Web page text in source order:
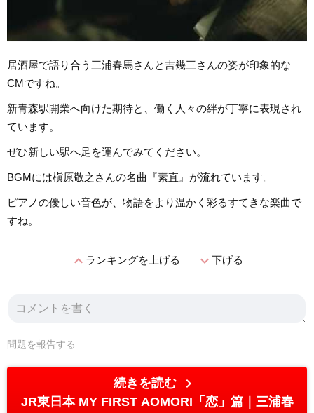
居酒屋で語り合う三浦春馬さんと吉幾三さんの姿が印象的な
CMですね。
新青森駅開業へ向けた期待と、働く人々の絆が丁寧に表現され
ています。
ぜひ新しい駅へ足を運んでみてください。
BGMには槇原敬之さんの名曲『素直』が流れています。
ピアノの優しい音色が、物語をより温かく彩るすてきな楽曲で
すね。
expand_lessランキングを上げる expand_more下げる
問題を報告する
続きを読む chevron_right
JR東日本 MY FIRST AOMORI「恋」篇
三浦春